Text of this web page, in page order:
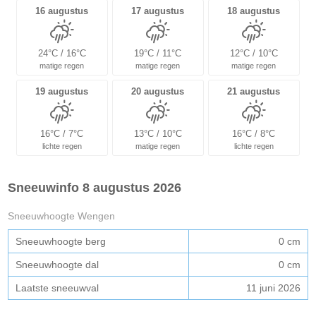
16 augustus
24°C / 16°C
matige regen
17 augustus
19°C / 11°C
matige regen
18 augustus
12°C / 10°C
matige regen
19 augustus
16°C / 7°C
lichte regen
20 augustus
13°C / 10°C
matige regen
21 augustus
16°C / 8°C
lichte regen
Sneeuwinfo 8 augustus 2026
Sneeuwhoogte Wengen
Sneeuwhoogte berg 0 cm
Sneeuwhoogte dal 0 cm
Laatste sneeuwval 11 juni 2026